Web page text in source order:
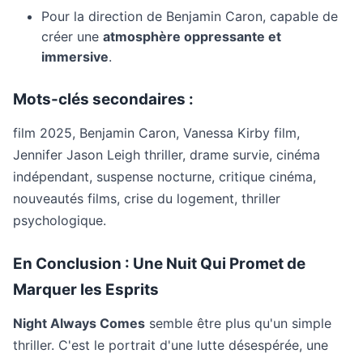
Pour la direction de Benjamin Caron, capable de
créer une atmosphère oppressante et
immersive.
Mots-clés secondaires :
film 2025, Benjamin Caron, Vanessa Kirby film,
Jennifer Jason Leigh thriller, drame survie, cinéma
indépendant, suspense nocturne, critique cinéma,
nouveautés films, crise du logement, thriller
psychologique.
En Conclusion : Une Nuit Qui Promet de
Marquer les Esprits
Night Always Comes semble être plus qu'un simple
thriller. C'est le portrait d'une lutte désespérée, une